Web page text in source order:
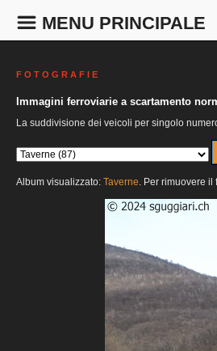
MENU PRINCIPALE
F O T O G R A F I E
Immagini ferroviarie a scartamento
La suddivisione dei veicoli per singolo
Album visualizzato: Taverne. Per rimuovere il